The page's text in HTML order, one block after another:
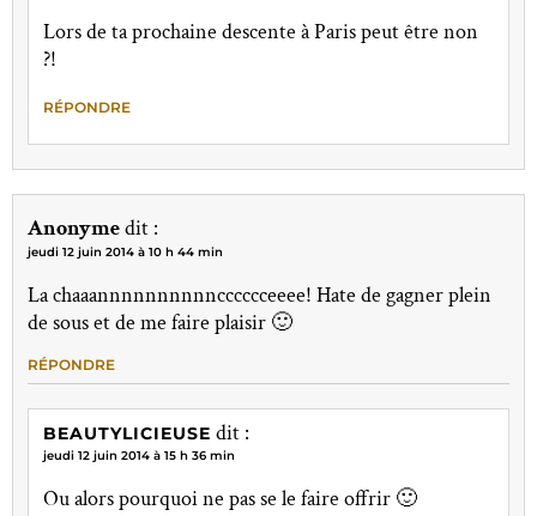
Lors de ta prochaine descente à Paris peut être non
?!
RÉPONDRE
Anonymedit :
jeudi 12 juin 2014 à 10 h 44 min
La chaaannnnnnnnnncccccceeee! Hate de gagner plein
de sous et de me faire plaisir 🙂
RÉPONDRE
BEAUTYLICIEUSE dit :
jeudi 12 juin 2014 à 15 h 36 min
Ou alors pourquoi ne pas se le faire offrir 🙂